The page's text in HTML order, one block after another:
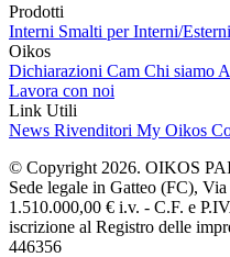
Prodotti
Interni Smalti per Interni/Esterni
Oikos
Dichiarazioni Cam Chi siamo
Lavora con noi
Link Utili
News Rivenditori My Oikos
© Copyright 2026. OIKOS
Sede legale in Gatteo (FC),
1.510.000,00 € i.v. - C.F. e
iscrizione al Registro delle
446356